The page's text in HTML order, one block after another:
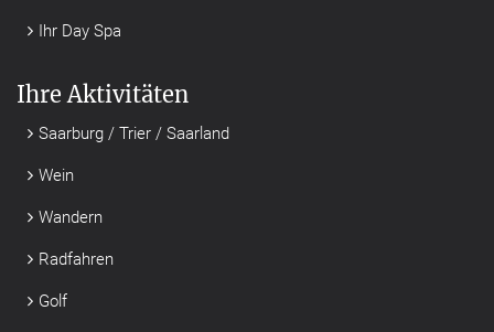
Ihr Day Spa
Ihre Aktivitäten
Saarburg / Trier / Saarland
Wein
Wandern
Radfahren
Golf